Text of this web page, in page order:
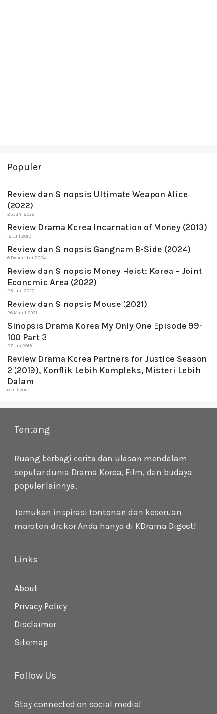
Populer
Review dan Sinopsis Ultimate Weapon Alice
(2022)
25 Juni 2022
Review Drama Korea Incarnation of Money (2013)
12 Juli 2019
Review dan Sinopsis Gangnam B-Side (2024)
6 Desember 2024
Review dan Sinopsis Money Heist: Korea – Joint
Economic Area (2022)
25 Juni 2022
Review dan Sinopsis Mouse (2021)
26 Maret 2021
Sinopsis Drama Korea My Only One Episode 99-
100 Part 3
27 Juli 2019
Review Drama Korea Partners for Justice Season
2 (2019), Konflik Lebih Kompleks, Misteri Lebih
Dalam
8 Juli 2019
Tentang
Ruang berbagi cerita dan ulasan mendalam
seputar dunia Drama Korea, Film, dan budaya
populer lainnya.
Temukan inspirasi tontonan dan keseruan
maraton drakor Anda hanya di KDrama Digest!
Links
About
Privacy Policy
Disclaimer
Sitemap
Follow Us
Stay connected on social media!